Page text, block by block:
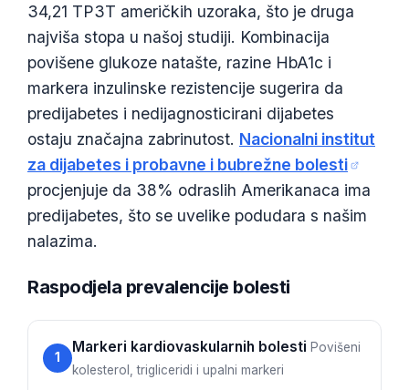
34,21 TP3T američkih uzoraka, što je druga
najviša stopa u našoj studiji. Kombinacija
povišene glukoze natašte, razine HbA1c i
markera inzulinske rezistencije sugerira da
predijabetes i nedijagnosticirani dijabetes
ostaju značajna zabrinutost. Nacionalni institut
za dijabetes i probavne i bubrežne bolesti
procjenjuje da 38% odraslih Amerikanaca ima
predijabetes, što se uvelike podudara s našim
nalazima.
Raspodjela prevalencije bolesti
1
Markeri kardiovaskularnih bolesti Povišeni
kolesterol, trigliceridi i upalni markeri